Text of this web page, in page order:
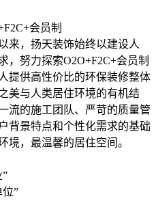
会员制
来，扬天装饰始终以建设人
，努力探索O2O+F2C+会员制
提供高性价比的环保装修整体
美与人类居住环境的有机结
流的施工团队、严苛的质量管
背景特点和个性化需求的基础
境，最温馨的居住空间。
”